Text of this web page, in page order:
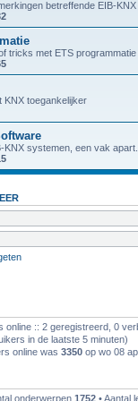
betreffende EIB-
tricks met ETS programmatie
KNX toegankelijker
KNX systemen, een vak apart.
online :: 2 geregistreerd, 0
in de laatste 5 minuten)
online was 3350 op wo 08
onderwerpen 1752 • Aantal